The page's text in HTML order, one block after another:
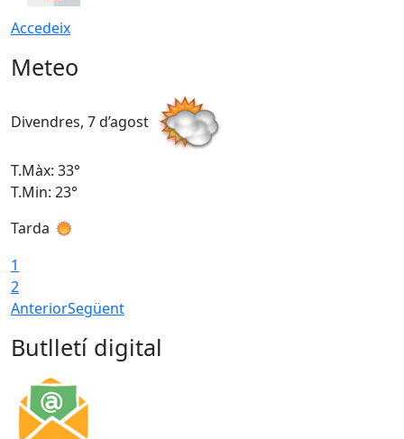
Accedeix
Meteo
Divendres, 7 d’agost
T.Màx: 33°
T.Min: 23°
Tarda
1
2
AnteriorSegüent
Butlletí digital